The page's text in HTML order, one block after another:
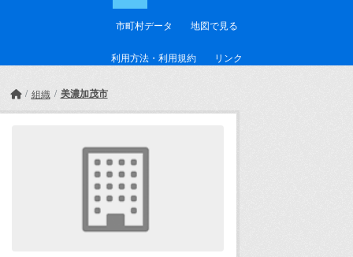
市町村データ 地図で見る
利用方法・利用規約 リンク
組織 美濃加茂市